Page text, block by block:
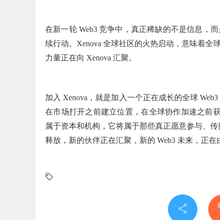
在新一轮Web3 竞争中，真正稀缺的不是信息，
续行动。Xenova 全球社区的火热启动，意味着全
力量正在向 Xenova 汇聚。
加入 Xenova，就是加入一个正在成长的全球
在市场打开之前建立位置，在全球协作加速之前
属于资本和机构，它将属于那些真正愿意参与、
释放，新的伙伴正在汇聚，新的 Web3 未来，正